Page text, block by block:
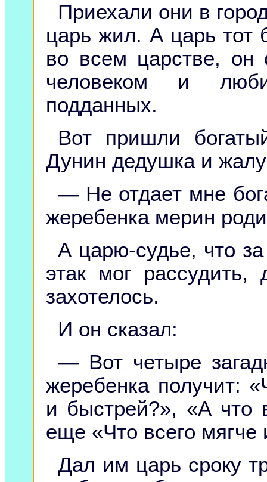
Приехали они в
царь жил. А царь тот
во всем царстве,
человеком и
подданных.
Вот пришли
Дунин дедушка и
— Не отдает мне
жеребенка мерин
А царю-судье, что
этак мог
захотелось.
И он сказал:
— Вот четыре
жеребенка получит:
и быстрей?», «А что
еще «Что всего мягче
Дал им царь сроку